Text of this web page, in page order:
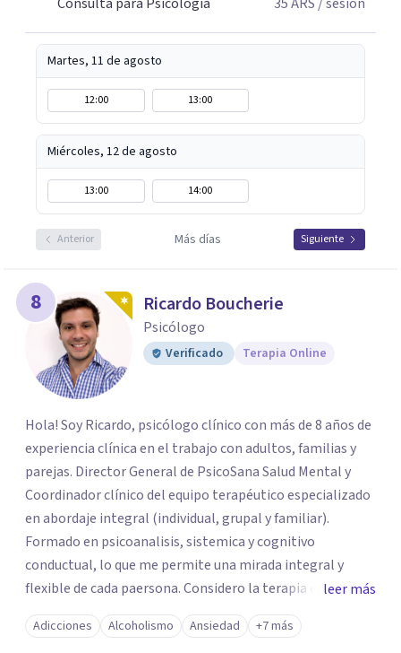
Martes, 11 de agosto
12:00 13:00
Miércoles, 12 de agosto
13:00 14:00
Anterior Más días Siguiente
8 Ricardo Boucherie
Psicólogo
Verificado Terapia Online
Hola! Soy Ricardo, psicólogo clínico con más de 8 años de
experiencia clínica en el trabajo con adultos, familias y
parejas. Director General de PsicoSana Salud Mental y
Coordinador clínico del equipo terapéutico especializado
en abordaje integral (individual, grupal y familiar).
Formado en psicoanalisis, sistemica y cognitivo
conductual, lo que me permite una mirada integral y
flexible de cada paersona. Considero la terapia como un
espacio de escucha, construcción y transformación,
adpatando el contexto de cada persona para ayudarla de
leer más
Adicciones Alcoholismo Ansiedad +7 más